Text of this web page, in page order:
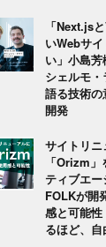
「Next.js
いWebサ
い」小島
シェルモ
語る技術
開発
サイトリニ
「Orizm
ティブエ
FOLKが開
感と可能
るほど、自